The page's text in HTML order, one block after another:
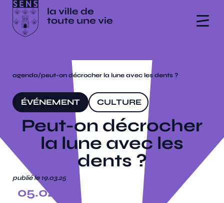
agenda/peut-on décrocher la lune avec les dents ?
ÉVÉNEMENT CULTURE
Peut-on décrocher
la lune avec les
dents ?
publié le 19.03.25
05.04.25